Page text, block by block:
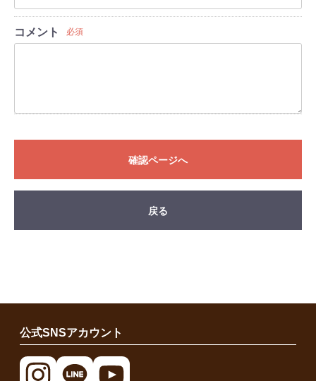
コメント 必須
確認ページへ
戻る
公式SNSアカウント